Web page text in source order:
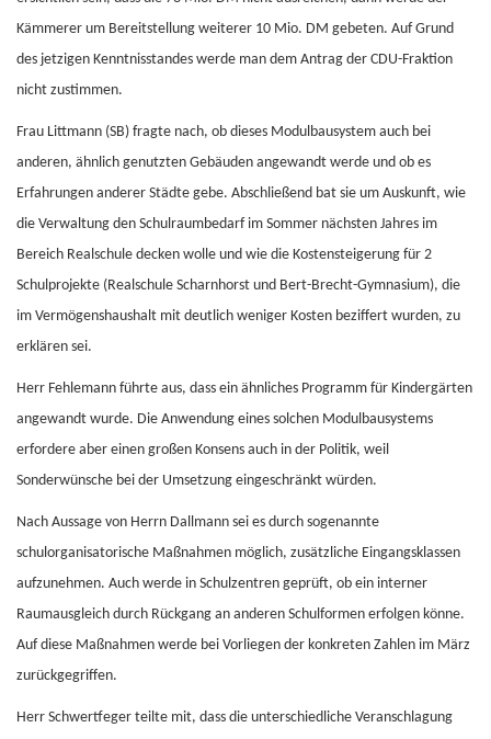
Kämmerer um Bereitstellung weiterer 10 Mio. DM gebeten. Auf Grund
des jetzigen Kenntnisstandes werde man dem Antrag der CDU-Fraktion
nicht zustimmen.
Frau Littmann (SB) fragte nach, ob dieses Modulbausystem auch bei
anderen, ähnlich genutzten Gebäuden angewandt werde und ob es
Erfahrungen anderer Städte gebe. Abschließend bat sie um Auskunft, wie
die Verwaltung den Schulraumbedarf im Sommer nächsten Jahres im
Bereich Realschule decken wolle und wie die Kostensteigerung für 2
Schulprojekte (Realschule Scharnhorst und Bert-Brecht-Gymnasium), die
im Vermögenshaushalt mit deutlich weniger Kosten beziffert wurden, zu
erklären sei.
Herr Fehlemann führte aus, dass ein ähnliches Programm für Kindergärten
angewandt wurde. Die Anwendung eines solchen Modulbausystems
erfordere aber einen großen Konsens auch in der Politik, weil
Sonderwünsche bei der Umsetzung eingeschränkt würden.
Nach Aussage von Herrn Dallmann sei es durch sogenannte
schulorganisatorische Maßnahmen möglich, zusätzliche Eingangsklassen
aufzunehmen. Auch werde in Schulzentren geprüft, ob ein interner
Raumausgleich durch Rückgang an anderen Schulformen erfolgen könne.
Auf diese Maßnahmen werde bei Vorliegen der konkreten Zahlen im März
zurückgegriffen.
Herr Schwertfeger teilte mit, dass die unterschiedliche Veranschlagung